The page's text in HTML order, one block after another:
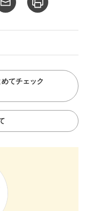
てチェック